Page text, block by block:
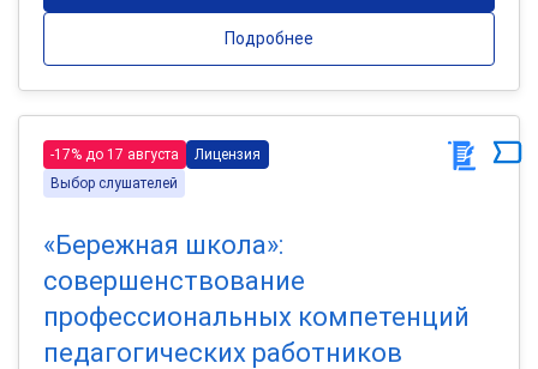
Подробнее
-17% до 17 августа
Лицензия
Выбор слушателей
«Бережная школа»:
совершенствование
профессиональных компетенций
педагогических работников